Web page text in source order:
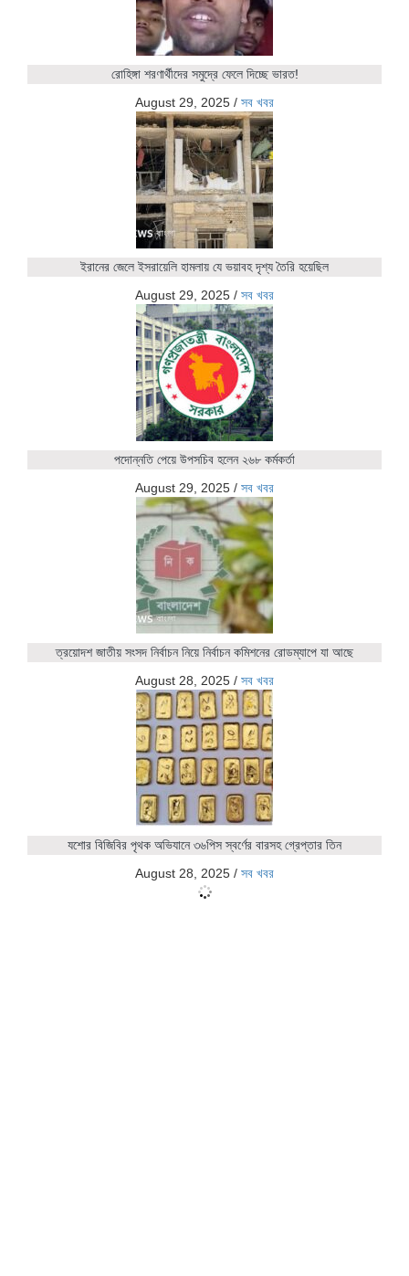
রোহিঙ্গা শরণার্থীদের সমুদ্রে ফেলে দিচ্ছে ভারত!
August 29, 2025 / সব খবর
ইরানের জেলে ইসরায়েলি হামলায় যে ভয়াবহ দৃশ্য তৈরি হয়েছিল
August 29, 2025 / সব খবর
পদোন্নতি পেয়ে উপসচিব হলেন ২৬৮ কর্মকর্তা
August 29, 2025 / সব খবর
ত্রয়োদশ জাতীয় সংসদ নির্বাচন নিয়ে নির্বাচন কমিশনের রোডম্যাপে যা আছে
August 28, 2025 / সব খবর
যশোর বিজিবির পৃথক অভিযানে ৩৬পিস স্বর্ণের বারসহ গ্রেপ্তার তিন
August 28, 2025 / সব খবর